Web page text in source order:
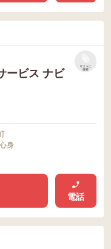
ービス ナビ
リストに
保存
身
電話